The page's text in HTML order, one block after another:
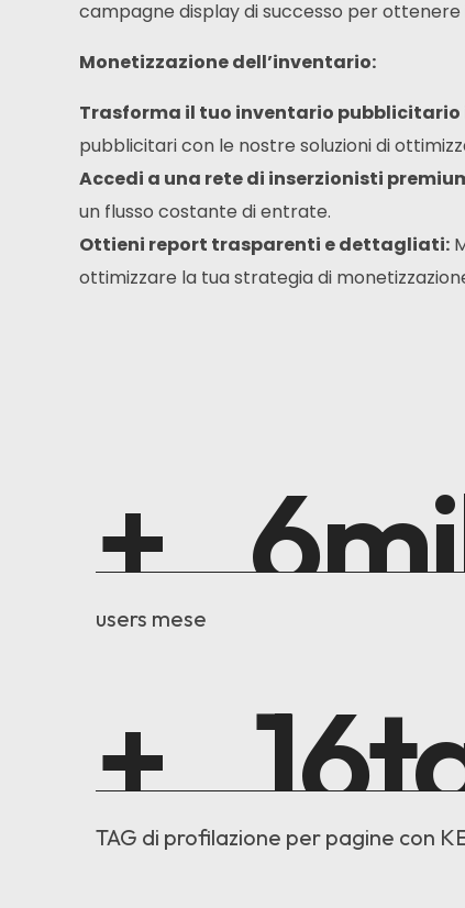
campagne display di successo per ottenere
Monetizzazione dell’inventario:
Trasforma il tuo inventario
pubblicitari con le nostre soluzioni di
Accedi a una rete di inserzionisti
un flusso costante di entrate.
Ottieni report trasparenti e dettagliati:
ottimizzare la tua strategia di
+ 7
users mese
+ 18
TAG di profilazione per pagine con